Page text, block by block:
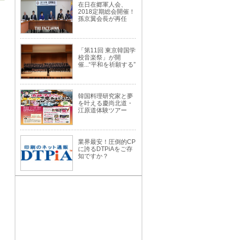
在日在郷軍人会、
2018定期総会開催！
孫京翼会長が再任
「第11回 東京韓国学
校音楽祭」が開
催...“平和を祈願する”
韓国料理研究家と夢
を叶える慶尚北道・
江原道体験ツアー
業界最安！圧倒的CP
に誇るDTPiAをご存
知ですか？